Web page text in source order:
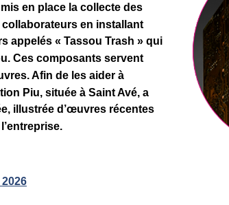
en place la collecte des
en installant
appelés « Tassou Trash » qui
Ces composants servent
Afin de les aider à
Piu, située à Saint Avé, a
illustrée d’œuvres récentes